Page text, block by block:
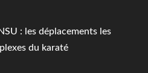
: les déplacements les
du karaté